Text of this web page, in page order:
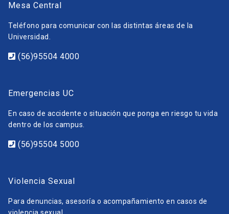
Mesa Central
Teléfono para comunicar con las distintas áreas de la
Universidad.
(56)95504 4000
Emergencias UC
En caso de accidente o situación que ponga en riesgo tu vida
dentro de los campus.
(56)95504 5000
Violencia Sexual
Para denuncias, asesoría o acompañamiento en casos de